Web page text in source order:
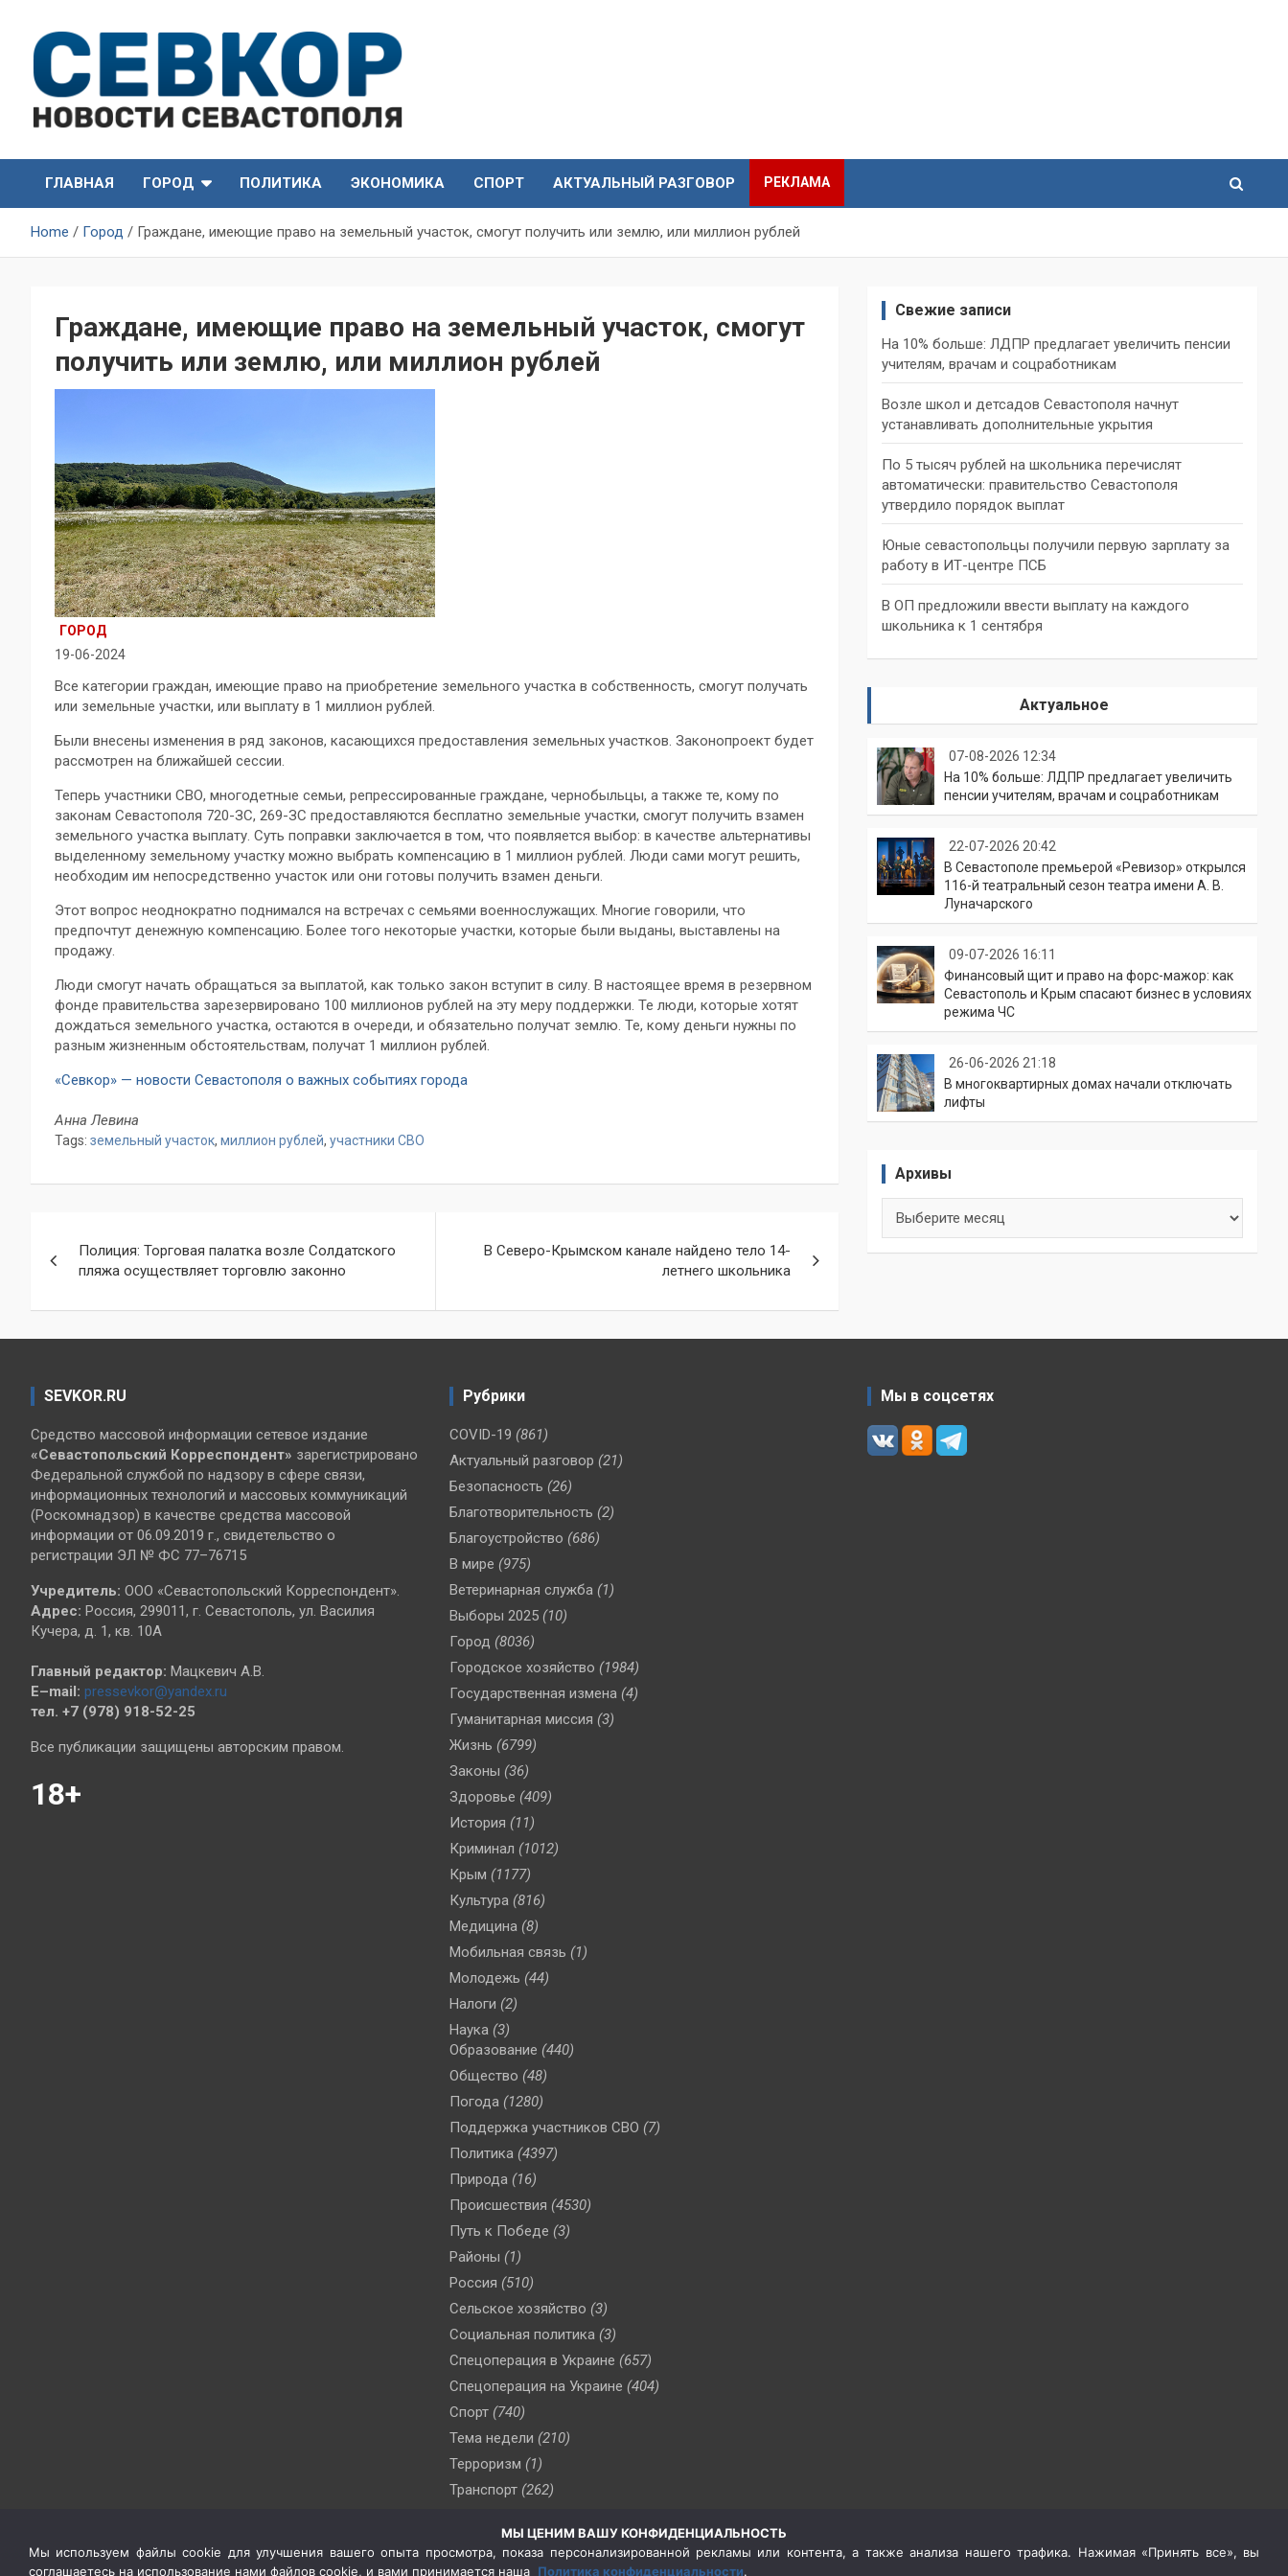
content
СевКор — Новости
Севастополя
Севастополя
ГЛАВНАЯ
ГОРОД ПОЛИТИКА ЭКОНОМИКА СПОРТ АКТУАЛЬНЫЙ РАЗГОВОР РЕКЛАМА
Home Город Граждане, имеющие право на земельный участок, смогут получить или землю, или миллион рублей
Граждане, имеющие право на земельный участок, смогут
получить или землю, или миллион рублей
ГОРОД
19-06-2024
Все категории граждан, имеющие право на приобретение земельного участка в собственность, смогут получать
или земельные участки, или выплату в 1 миллион рублей.
Были внесены изменения в ряд законов, касающихся предоставления земельных участков. Законопроект будет
рассмотрен на ближайшей сессии.
Теперь участники СВО, многодетные семьи, репрессированные граждане, чернобыльцы, а также те, кому по
законам Севастополя 720-ЗС, 269-ЗС предоставляются бесплатно земельные участки, смогут получить взамен
земельного участка выплату. Суть поправки заключается в том, что появляется выбор: в качестве альтернативы
выделенному земельному участку можно выбрать компенсацию в 1 миллион рублей. Люди сами могут решить,
необходим им непосредственно участок или они готовы получить взамен деньги.
Этот вопрос неоднократно поднимался на встречах с семьями военнослужащих. Многие говорили, что
предпочтут денежную компенсацию. Более того некоторые участки, которые были выданы, выставлены на
продажу.
Люди смогут начать обращаться за выплатой, как только закон вступит в силу. В настоящее время в резервном
фонде правительства зарезервировано 100 миллионов рублей на эту меру поддержки. Те люди, которые хотят
дождаться земельного участка, остаются в очереди, и обязательно получат землю. Те, кому деньги нужны по
разным жизненным обстоятельствам, получат 1 миллион рублей.
«Севкор» — новости Севастополя о важных событиях города
Анна Левина
Tags: земельный участок, миллион рублей, участники СВО
по
записям
Полиция: Торговая палатка возле Солдатского
пляжа осуществляет торговлю законно
В Северо-Крымском канале найдено тело 14-
летнего школьника
Свежие записи
На 10% больше: ЛДПР предлагает увеличить пенсии
учителям, врачам и соцработникам
Возле школ и детсадов Севастополя начнут
устанавливать дополнительные укрытия
По 5 тысяч рублей на школьника перечислят
автоматически: правительство Севастополя
утвердило порядок выплат
Юные севастопольцы получили первую зарплату за
работу в ИТ-центре ПСБ
В ОП предложили ввести выплату на каждого
школьника к 1 сентября
Актуальное
07-08-2026 12:34
На 10% больше: ЛДПР предлагает увеличить
пенсии учителям, врачам и соцработникам
22-07-2026 20:42
В Севастополе премьерой «Ревизор» открылся
116-й театральный сезон театра имени А. В.
Луначарского
09-07-2026 16:11
Финансовый щит и право на форс-мажор: как
Севастополь и Крым спасают бизнес в условиях
режима ЧС
26-06-2026 21:18
В многоквартирных домах начали отключать
лифты
Архивы
SEVKOR.RU
Средство массовой информации сетевое издание
«Севастопольский Корреспондент» зарегистрировано
Федеральной службой по надзору в сфере связи,
информационных технологий и массовых коммуникаций
(Роскомнадзор) в качестве средства массовой
информации от 06.09.2019 г., свидетельство о
регистрации ЭЛ № ФС 77–76715
Учредитель: ООО «Севастопольский Корреспондент».
Адрес: Россия, 299011, г. Севастополь, ул. Василия
Кучера, д. 1, кв. 10А
Главный редактор: Мацкевич А.В.
E–mail: pressevkor@yandex.ru
тел. +7 (978) 918-52-25
Все публикации защищены авторским правом.
18+
Рубрики
COVID-19 (861)
Актуальный разговор (21)
Безопасность (26)
Благотворительность (2)
Благоустройство (686)
В мире (975)
Ветеринарная служба (1)
Выборы 2025 (10)
Город (8036)
Городское хозяйство (1984)
Государственная измена (4)
Гуманитарная миссия (3)
Жизнь (6799)
Законы (36)
Здоровье (409)
История (11)
Криминал (1012)
Крым (1177)
Культура (816)
Медицина (8)
Мобильная связь (1)
Молодежь (44)
Налоги (2)
Наука (3)
Образование (440)
Общество (48)
Погода (1280)
Поддержка участников СВО (7)
Политика (4397)
Природа (16)
Происшествия (4530)
Путь к Победе (3)
Районы (1)
Россия (510)
Сельское хозяйство (3)
Социальная политика (3)
Спецоперация в Украине (657)
Спецоперация на Украине (404)
Спорт (740)
Тема недели (210)
Терроризм (1)
Транспорт (262)
(76)
Цены (2)
Мы в соцсетях
МЫ ЦЕНИМ ВАШУ КОНФИДЕНЦИАЛЬНОСТЬ
Мы используем файлы cookie для улучшения вашего опыта просмотра, показа персонализированной рекламы или контента, а также анализа нашего трафика. Нажимая «Принять все», вы
соглашаетесь на использование нами файлов cookie, и вами принимается наша Политика конфиденциальности.